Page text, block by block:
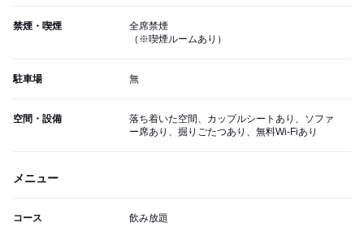
禁煙・喫煙
全席禁煙
（※喫煙ルームあり）
駐車場 無
空間・設備
落ち着いた空間、カップルシートあり、ソファ
ー席あり、掘りごたつあり、無料Wi-Fiあり
メニュー
コース 飲み放題